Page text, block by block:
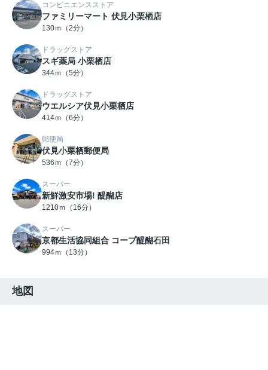
コンビニエンスストア
ファミリーマート 伏見小栗栖店
130ｍ（2分）
ドラッグストア
スギ薬局 小栗栖店
344ｍ（5分）
ドラッグストア
ウエルシア伏見小栗栖店
414ｍ（6分）
郵便局
伏見小栗栖郵便局
536ｍ（7分）
スーパー
新鮮激安市場! 醍醐店
1210ｍ（16分）
スーパー
京都生活協同組合 コープ醍醐石田
994ｍ（13分）
地図